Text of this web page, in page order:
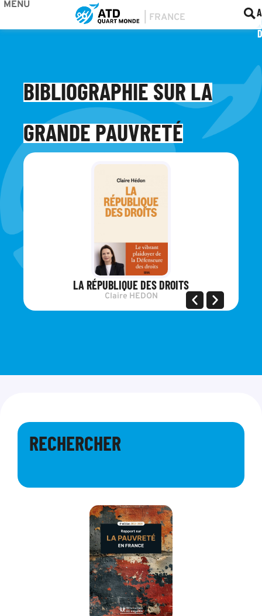
MENU
BIBLIOGRAPHIE SUR LA
GRANDE PAUVRETÉ
LA RÉPUBLIQUE DES DROITS
Claire HEDON
RECHERCHER